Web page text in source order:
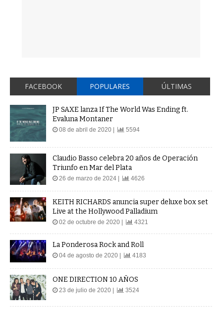
FACEBOOK POPULARES ÚLTIMAS
JP SAXE lanza If The World Was Ending ft.
Evaluna Montaner
08 de abril de 2020 | 5594
Claudio Basso celebra 20 años de Operación
Triunfo en Mar del Plata
26 de marzo de 2024 | 4626
KEITH RICHARDS anuncia super deluxe box set
Live at the Hollywood Palladium
02 de octubre de 2020 | 4321
La Ponderosa Rock and Roll
04 de agosto de 2020 | 4183
ONE DIRECTION 10 AÑOS
23 de julio de 2020 | 3524